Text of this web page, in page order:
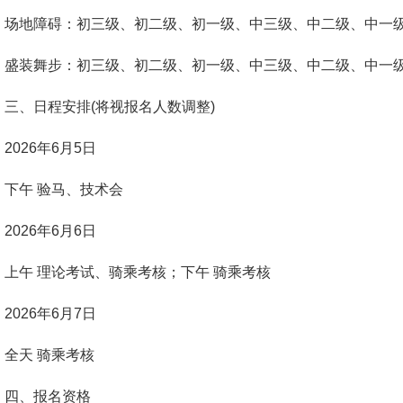
地障碍：初三级、初二级、初一级、中三级、中二级、中一
装舞步：初三级、初二级、初一级、中三级、中二级、中一
、日程安排(将视报名人数调整)
年6月5日
午 验马、技术会
年6月6日
午 理论考试、骑乘考核；下午 骑乘考核
年6月7日
天 骑乘考核
、报名资格